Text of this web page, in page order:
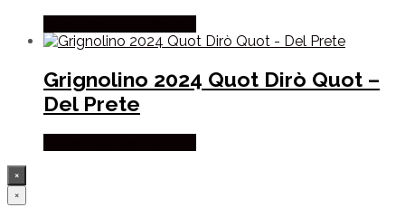
Grignolino 2024 Quot Dirò Quot –
Del Prete
×
×